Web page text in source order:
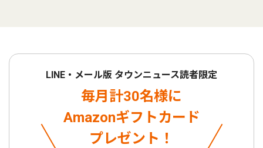
LINE・メール版 タウンニュース読者限定
毎月計30名様に
Amazonギフトカード
プレゼント！